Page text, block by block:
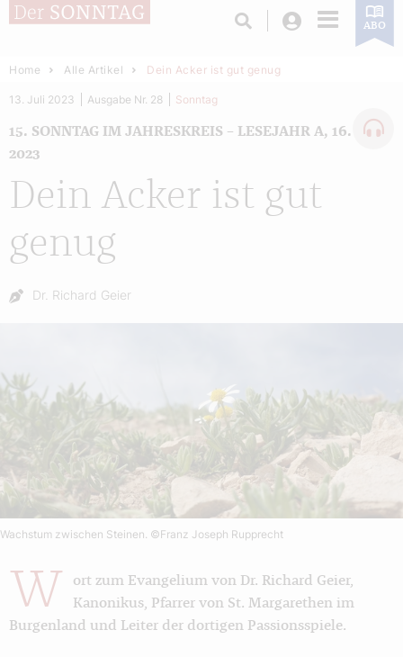
Login ABO
Home Alle Artikel Dein Acker ist gut genug
Dein Acker ist gut
genug
15. SONNTAG IM JAHRESKREIS – LESEJAHR A, 16. JULI
2023
13. Juli 2023 Ausgabe Nr. 28 Sonntag
Autor:
Dr. Richard Geier
Wachstum zwischen Steinen. ©Franz Joseph Rupprecht
W
ort zum Evangelium von Dr. Richard Geier,
Kanonikus, Pfarrer von St. Margarethen im
Burgenland und Leiter der dortigen Passionsspiele.